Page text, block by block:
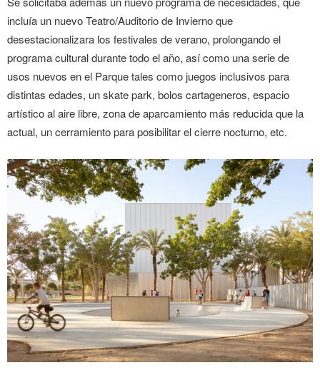
incluía un nuevo Teatro/Auditorio de Invierno que
desestacionalizara los festivales de verano, prolongando el
programa cultural durante todo el año, así como una serie de
usos nuevos en el Parque tales como juegos inclusivos para
distintas edades, un skate park, bolos cartageneros, espacio
artístico al aire libre, zona de aparcamiento más reducida que la
actual, un cerramiento para posibilitar el cierre nocturno, etc.